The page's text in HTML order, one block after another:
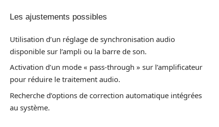
Les ajustements possibles
Utilisation d’un réglage de synchronisation audio
disponible sur l’ampli ou la barre de son.
Activation d’un mode « pass-through » sur l’amplificateur
pour réduire le traitement audio.
Recherche d’options de correction automatique intégrées
au système.